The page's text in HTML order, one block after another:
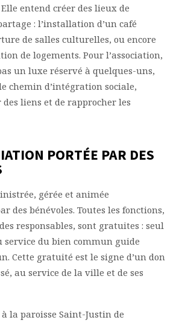
entend créer des lieux de
: l’installation d’un café
de salles culturelles, ou encore
de logements. Pour l’association,
un luxe réservé à quelques-uns,
chemin d’intégration sociale,
des liens et de rapprocher les
PORTÉE PAR DES
gérée et animée
des bénévoles. Toutes les fonctions,
responsables, sont gratuites : seul
service du bien commun guide
Cette gratuité est le signe d’un don
au service de la ville et de ses
la paroisse Saint-Justin de